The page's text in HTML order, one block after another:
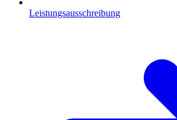
Leistungsausschreibung